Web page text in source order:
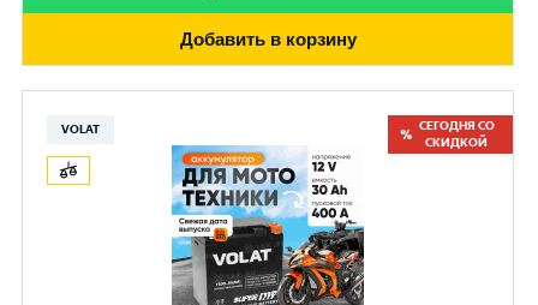
Добавить в корзину
VOLAT
СЕГОДНЯ СО
СКИДКОЙ